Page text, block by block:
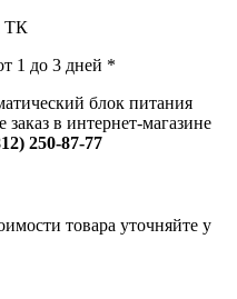
ТК
1 до 3 дней *
блок питания
в интернет-магазине
250-87-77
товара уточняйте у